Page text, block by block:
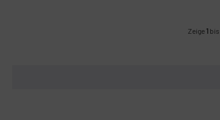
Zeige1 bis